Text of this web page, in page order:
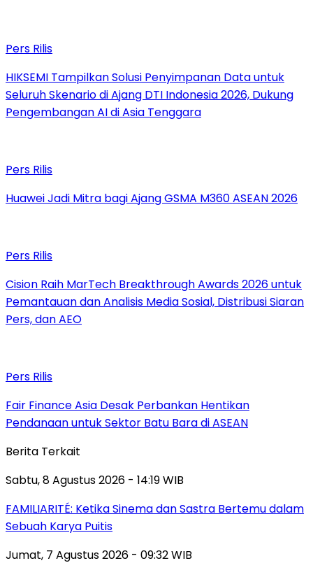
Pers Rilis
HIKSEMI Tampilkan Solusi Penyimpanan Data untuk
Seluruh Skenario di Ajang DTI Indonesia 2026, Dukung
Pengembangan AI di Asia Tenggara
Pers Rilis
Huawei Jadi Mitra bagi Ajang GSMA M360 ASEAN 2026
Pers Rilis
Cision Raih MarTech Breakthrough Awards 2026 untuk
Pemantauan dan Analisis Media Sosial, Distribusi Siaran
Pers, dan AEO
Pers Rilis
Fair Finance Asia Desak Perbankan Hentikan
Pendanaan untuk Sektor Batu Bara di ASEAN
Berita Terkait
Sabtu, 8 Agustus 2026 - 14:19 WIB
FAMILIARITÉ: Ketika Sinema dan Sastra Bertemu dalam
Sebuah Karya Puitis
Jumat, 7 Agustus 2026 - 09:32 WIB